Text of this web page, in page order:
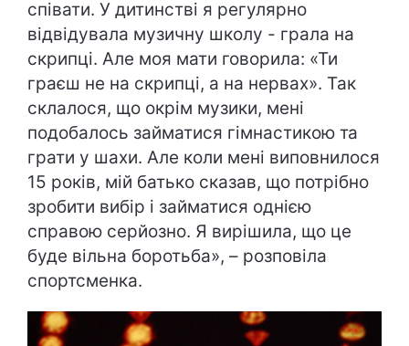
співати. У дитинстві я регулярно
відвідувала музичну школу - грала на
скрипці. Але моя мати говорила: «Ти
граєш не на скрипці, а на нервах». Так
склалося, що окрім музики, мені
подобалось займатися гімнастикою та
грати у шахи. Але коли мені виповнилося
15 років, мій батько сказав, що потрібно
зробити вибір і займатися однією
справою серйозно. Я вирішила, що це
буде вільна боротьба», – розповіла
спортсменка.